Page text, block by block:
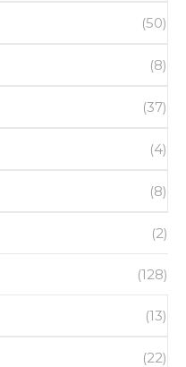
(50)
(8)
(37)
(4)
(8)
(2)
(128)
(13)
(22)